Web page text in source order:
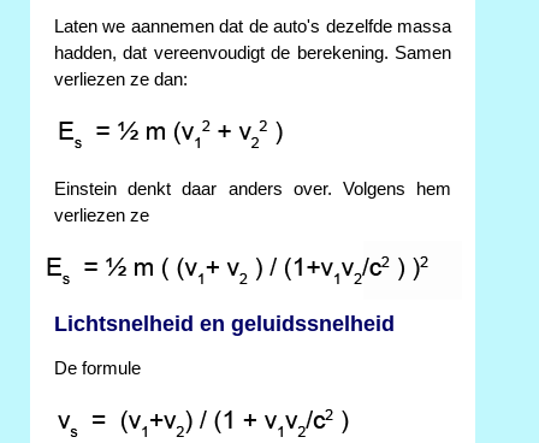
Laten we aannemen dat de auto's dezelfde massa
hadden, dat vereenvoudigt de berekening. Samen
verliezen ze dan:
Einstein denkt daar anders over. Volgens hem
verliezen ze
Lichtsnelheid en geluidssnelheid
De formule